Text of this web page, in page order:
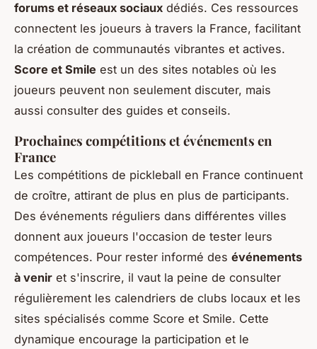
forums et réseaux sociaux dédiés. Ces ressources
connectent les joueurs à travers la France, facilitant
la création de communautés vibrantes et actives.
Score et Smile est un des sites notables où les
joueurs peuvent non seulement discuter, mais
aussi consulter des guides et conseils.
Prochaines compétitions et événements en
France
Les compétitions de pickleball en France continuent
de croître, attirant de plus en plus de participants.
Des événements réguliers dans différentes villes
donnent aux joueurs l'occasion de tester leurs
compétences. Pour rester informé des événements
à venir et s'inscrire, il vaut la peine de consulter
régulièrement les calendriers de clubs locaux et les
sites spécialisés comme Score et Smile. Cette
dynamique encourage la participation et le